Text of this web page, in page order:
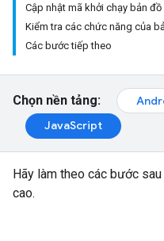
Cập nhật mã khởi chạy bản đồ
Kiểm tra các chức năng của
Các bước tiếp theo
Chọn nền tảng:
JavaScript
Hãy làm theo các bước
cao.